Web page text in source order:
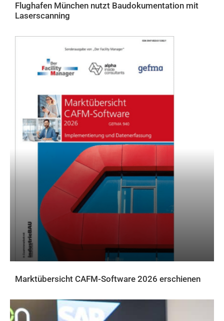
Flughafen München nutzt Baudokumentation mit
Laserscanning
Marktübersicht CAFM-Software 2026 erschienen